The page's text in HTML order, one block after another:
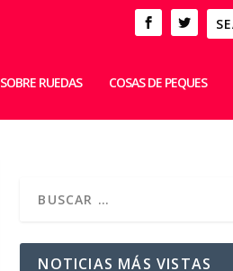
SOBRE RUEDAS COSAS DE PEQUES
NOTICIAS MÁS VISTAS